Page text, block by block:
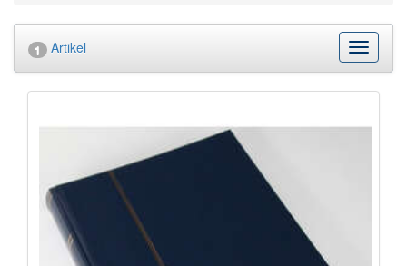
1 Artikel